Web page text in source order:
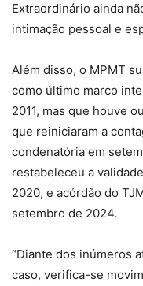
Extraordinário ainda
intimação pessoal e
Além disso, o MPMT
como último marco
2011, mas que houve
que reiniciaram a
condenatória em
restabeleceu a
2020, e acórdão do
setembro de 2024.
“Diante dos inúmeros
caso, verifica-se